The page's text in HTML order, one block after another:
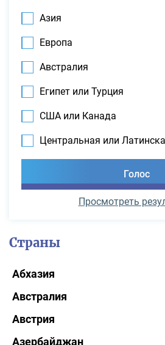
Азия
Европа
Австралия
Египет или Турция
США или Канада
Центральная или
Просмотреть
Страны
Абхазия
Австралия
Австрия
Азербайджан